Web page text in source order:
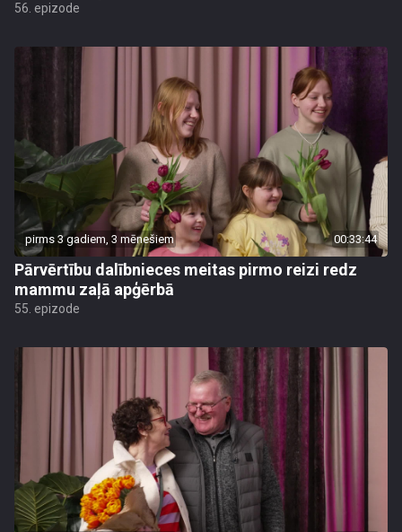
56. epizode
pirms 3 gadiem, 3 mēnešiem 00:33:44
Pārvērtību dalībnieces meitas pirmo reizi redz
mammu zaļā apģērbā
55. epizode